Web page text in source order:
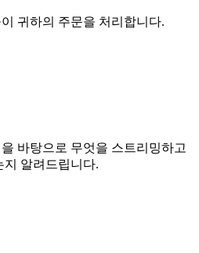
귀하의 주문을 처리합니다.
바탕으로 무엇을 스트리밍하고
지 알려드립니다.